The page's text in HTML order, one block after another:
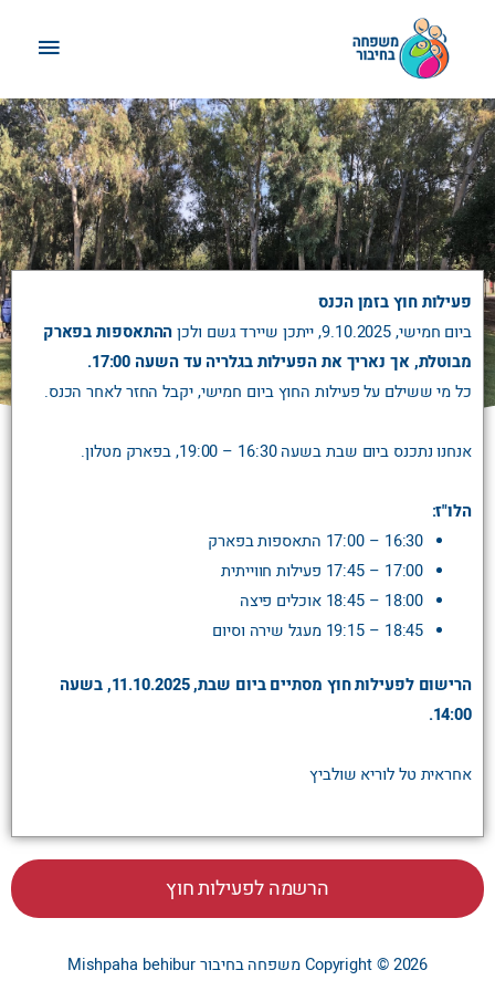
פעילות חוץ בזמן הכנס
ביום חמישי, 9.10.2025, ייתכן שיירד גשם ולכן
ההתאספות בפארק
מבוטלת, אך נאריך את הפעילות בגלריה עד השעה 17:00.
כל מי ששילם על פעילות החוץ ביום חמישי, יקבל החזר לאחר הכנס.
אנחנו נתכנס ביום שבת בשעה 16:30 – 19:00, בפארק מטלון.
הלו"ז:
16:30 – 17:00 התאספות בפארק
17:00 – 17:45 פעילות חווייתית
18:00 – 18:45 אוכלים פיצה
18:45 – 19:15 מעגל שירה וסיום
הרישום לפעילות חוץ מסתיים ביום שבת, 11.10.2025, בשעה
14:00.
אחראית טל לוריא שולביץ
הרשמה לפעילות חוץ
Copyright © 2026משפחה בחיבורMishpaha behibur